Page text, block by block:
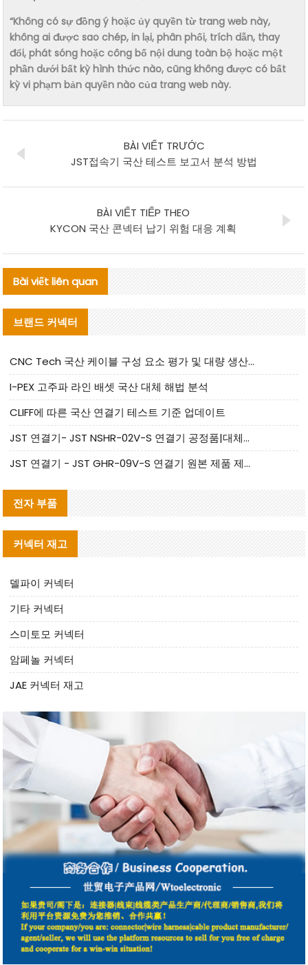
“Không có sự đồng ý hoặc ủy quyền từ trang web này,
không ai được sao chép, in lại, phân phối, trích dẫn, thay
đổi, phát sóng hoặc công bố nội dung toàn bộ hoặc một
phần dưới bất kỳ hình thức nào, cũng không được có bất
kỳ vi phạm bản quyền nào của trang web này.
BÀI VIẾT TRƯỚC
JST접속기 국산 테스트 보고서 분석 방법
BÀI VIẾT TIẾP THEO
KYCON 국산 콘넥터 납기 위험 대응 계획
Bài viết liên quan
브랜드 커넥터
CNC Tech 국산 케이블 구성 요소 평가 및 대량 생산 적합성 가이드
I-PEX 고주파 라인 배셋 국산 대체 해법 분석
CLIFF에 따른 국산 연결기 테스트 기준 업데이트
JST 연결기- JST NSHR-02V-S 연결기 공정품|대체품 제공
JST 연결기 - JST GHR-09V-S 연결기 원본 제품 제공 | 대체품 제공
전자 부품
커넥터 재고
델파이 커넥터
기타 커넥터
스미토모 커넥터
암페놀 커넥터
JAE 커넥터 재고